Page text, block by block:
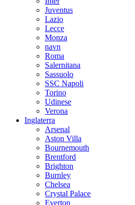
Juventus
Lazio
Lecce
Monza
navn
Roma
Salernitana
Sassuolo
SSC Napoli
Torino
Udinese
Verona
Inglaterra
Arsenal
Aston Villa
Bournemouth
Brentford
Brighton
Burnley
Chelsea
Crystal Palace
Everton